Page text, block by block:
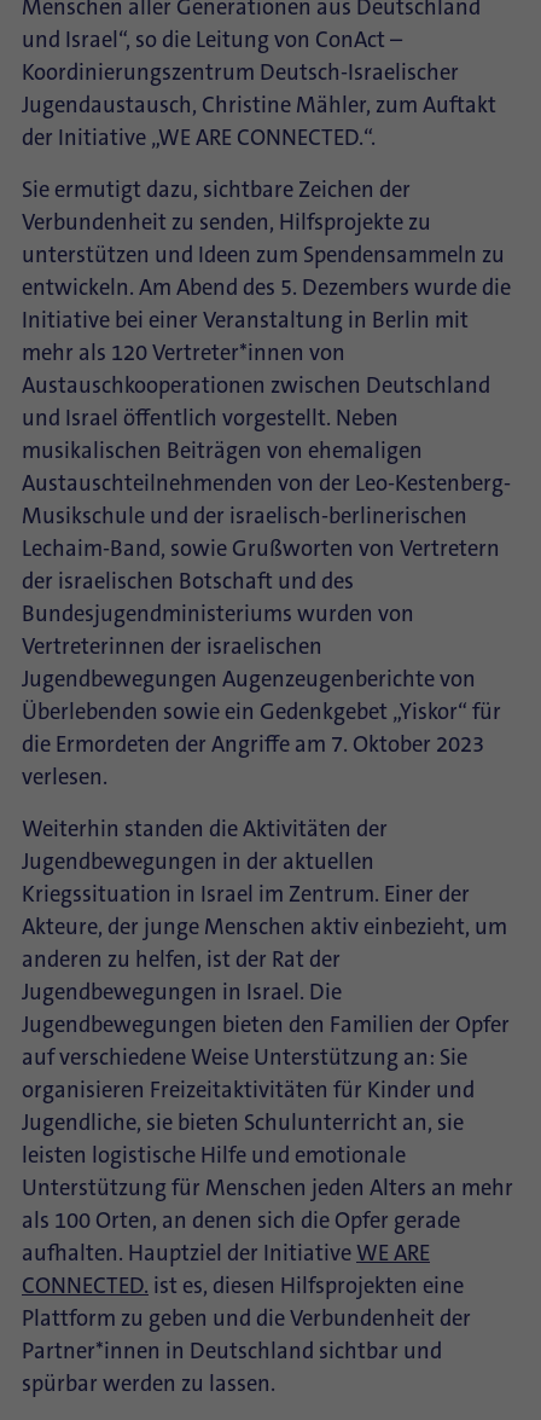
Menschen aller Generationen aus Deutschland
und Israel“, so die Leitung von ConAct –
Koordinierungszentrum Deutsch-Israelischer
Jugendaustausch, Christine Mähler, zum Auftakt
der Initiative „WE ARE CONNECTED.“.
Sie ermutigt dazu, sichtbare Zeichen der
Verbundenheit zu senden, Hilfsprojekte zu
unterstützen und Ideen zum Spendensammeln zu
entwickeln. Am Abend des 5. Dezembers wurde die
Initiative bei einer Veranstaltung in Berlin mit
mehr als 120 Vertreter*innen von
Austauschkooperationen zwischen Deutschland
und Israel öffentlich vorgestellt. Neben
musikalischen Beiträgen von ehemaligen
Austauschteilnehmenden von der Leo-Kestenberg-
Musikschule und der israelisch-berlinerischen
Lechaim-Band, sowie Grußworten von Vertretern
der israelischen Botschaft und des
Bundesjugendministeriums wurden von
Vertreterinnen der israelischen
Jugendbewegungen Augenzeugenberichte von
Überlebenden sowie ein Gedenkgebet „Yiskor“ für
die Ermordeten der Angriffe am 7. Oktober 2023
verlesen.
Weiterhin standen die Aktivitäten der
Jugendbewegungen in der aktuellen
Kriegssituation in Israel im Zentrum. Einer der
Akteure, der junge Menschen aktiv einbezieht, um
anderen zu helfen, ist der Rat der
Jugendbewegungen in Israel. Die
Jugendbewegungen bieten den Familien der Opfer
auf verschiedene Weise Unterstützung an: Sie
organisieren Freizeitaktivitäten für Kinder und
Jugendliche, sie bieten Schulunterricht an, sie
leisten logistische Hilfe und emotionale
Unterstützung für Menschen jeden Alters an mehr
als 100 Orten, an denen sich die Opfer gerade
aufhalten. Hauptziel der Initiative WE ARE
CONNECTED. ist es, diesen Hilfsprojekten eine
Plattform zu geben und die Verbundenheit der
Partner*innen in Deutschland sichtbar und
spürbar werden zu lassen.